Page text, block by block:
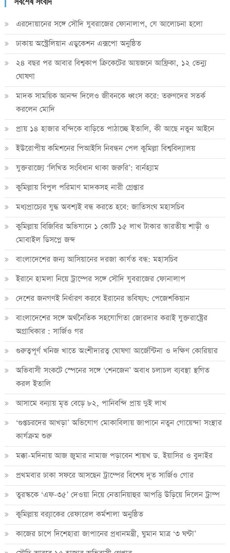
এরদোয়ানের সঙ্গে সৌদি যুবরাজের ফোনালাপ, যে আলোচনা হলো
ঢাকায় অস্ট্রেলিয়ান এডুকেশন এক্সপো অনুষ্ঠিত
২৪ বছর পর আবার বিশ্বকাপ ক্রিকে‌টের আয়জনে আফ্রিকা, ১২ ভেন্যু
ঘোষণা
মাদক সাময়িক আনন্দ দিলেও জীবনকে ধ্বংস করে: তরুণদের সতর্ক
করলেন মোদি
প্রায় ১৪ হাজার বন্দিকে বাড়িতে পাঠাচ্ছে ইতালি, কী আছে নতুন আইনে
ইউরোপীয় কমিশনের পিআইসি নিবন্ধন পেল কুমিল্লা বিশ্ববিদ্যালয়
যুক্তরাজ্যে ‘লিখিত সংবিধান থাকা জরুরি’: বার্নহ্যাম
কুমিল্লায় বিপুল পরিমাণ মাদকসহ নারী গ্রেপ্তার
মধ্যপ্রাচ্যের যুদ্ধ অবশ্যই বন্ধ করতে হবে: জাতিসংঘ মহাসচিব
কুমিল্লায় বিজিবির অভিযানে ১ কোটি ১৫ লাখ টাকার ভারতীয় শাড়ী ও
মোবাইল ডিসপ্লে জব্দ
বাংলাদেশের জন্য আসিয়ানের দরজা কার্যত বন্ধ: মহাসচিব
ইরানে হামলা নিয়ে ট্রাম্পের সঙ্গে সৌদি যুবরাজের ফোনালাপ
দেশের জনগণই নির্ধারণ করবে ইরানের ভবিষ্যৎ: পেজেশকিয়ান
বাংলাদেশের সঙ্গে অর্থনৈতিক সহযোগিতা জোরদার করাই যুক্তরাষ্ট্রের
অগ্রাধিকার : সার্জিও গর
গুরুত্বপূর্ণ খনিজ খাতে অংশীদারত্ব ঘোষণা আর্জেন্টিনা ও দক্ষিণ কোরিয়ার
অভিবাসী সংকটে স্পেনের সঙ্গে ‘শেনজেন’ অবাধ চলাচল ব্যবস্থা স্থগিত
করল ইতালি
আসামে বন্যায় মৃত বেড়ে ৮২, পানিবন্দি প্রায় দুই লাখ
‘গুপ্তচরদের আখড়া’ অভিযোগ মোকাবিলায় জাপানে নতুন গোয়েন্দা সংস্থার
কার্যক্রম শুরু
মক্কা-মদিনায় আজ জুমার নামাজ পড়াবেন শায়খ ড. ইয়াসির ও বুদাইর
প্রথমবার ঢাকা সফরে আসছেন ট্রাম্পের বিশেষ দূত সার্জিও গোর
তুরস্ককে ‘এফ-৩৫’ দেওয়া নিয়ে নেতানিয়াহুর আপত্তি উড়িয়ে দিলেন ট্রাম্প
কুমিল্লায় ব্র‍্যাকের রেফারেল কর্মশালা অনুষ্ঠিত
কাজের চাপে দিশেহারা জাপানের প্রধানমন্ত্রী, ঘুমান মাত্র ‘৩ ঘণ্টা’